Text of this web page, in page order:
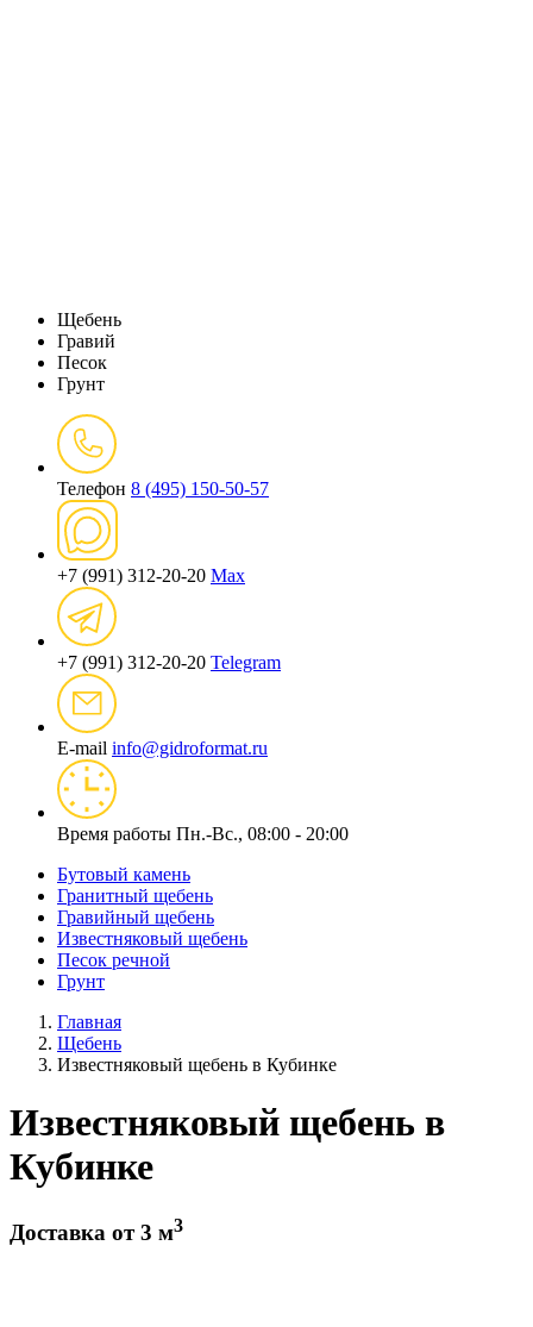
Щебень
Гравий
Песок
Грунт
Телефон 8 (495) 150-50-57
+7 (991) 312-20-20 Max
+7 (991) 312-20-20 Telegram
E-mail info@gidroformat.ru
Время работы Пн.-Вс., 08:00 - 20:00
Бутовый камень
Гранитный щебень
Гравийный щебень
Известняковый щебень
Песок речной
Грунт
Главная
Щебень
Известняковый щебень в Кубинке
Известняковый щебень в
Кубинке
Доставка от 3 м3